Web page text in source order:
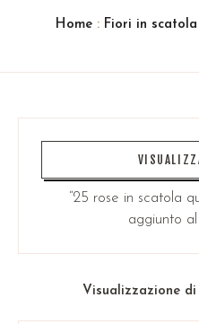
Home : Fiori in
“25 rose in scatola
aggiunto
Visualizzazione